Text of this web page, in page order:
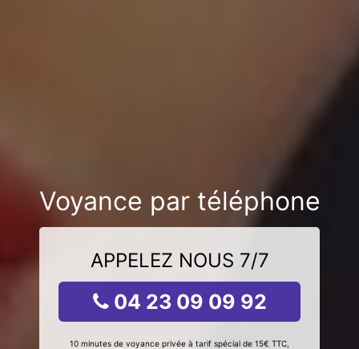
Voyance par téléphone
APPELEZ NOUS 7/7
04 23 09 09 92
10 minutes de voyance privée à tarif spécial de 15€ TTC,